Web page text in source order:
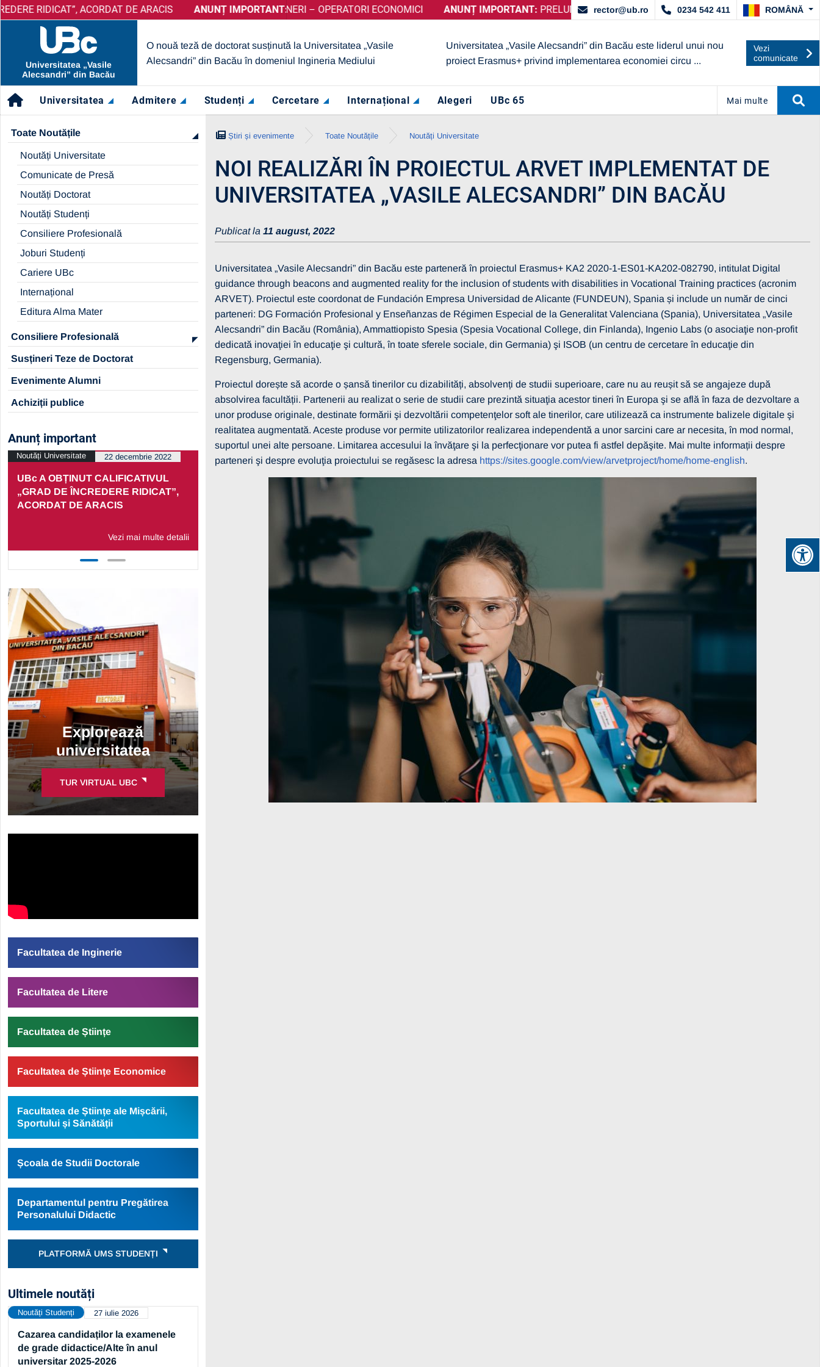
ANUNȚ IMPORTANT:UBc A OBȚINUT
ACORDAT DE ARACIS ANUNȚ IMPORTANT:UBc A OBȚINUT CALIFICATIVUL „GRAD DE ÎNCREDERE RIDICAT”, ACORDAT DE ARACIS
ANUNȚ IMPORTANT:PRELUNGIRE SELECȚIE PARTENERI – OPERATORI ECONOMICI ANUNȚ IMPORTANT:PRELUNGIRE SELECȚIE PARTENERI – OPERATORI ECONOMICI
rector@ub.ro 0234 542 411 ROMÂNĂ
Universitatea „Vasile
Alecsandri” din Bacău
O nouă teză de doctorat susținută la Universitatea „Vasile
Alecsandri” din Bacău în domeniul Ingineria Mediului
Universitatea „Vasile Alecsandri” din Bacău este liderul unui nou
proiect Erasmus+ privind implementarea economiei circu ...
Vezi
comunicate
Universitatea Admitere Studenți Cercetare Internațional Alegeri UBc 65 Mai multe
Toate Noutățile
Noutăți Universitate
Comunicate de Presă
Noutăți Doctorat
Noutăți Studenți
Consiliere Profesională
Joburi Studenți
Cariere UBc
Internațional
Editura Alma Mater
Consiliere Profesională
Susțineri Teze de Doctorat
Evenimente Alumni
Achiziții publice
Anunț important
UBc A OBȚINUT CALIFICATIVUL
„GRAD DE ÎNCREDERE RIDICAT”,
ACORDAT DE ARACIS
Vezi mai multe detalii
Noutăți Universitate 22 decembrie 2022
PRELUNGIRE SELECȚIE
Vezi mai multe detalii
Noutăți Universitate 13 martie 2026
Explorează
universitatea
TUR VIRTUAL UBC
Facultatea de Inginerie
Facultatea de Litere
Facultatea de Științe
Facultatea de Științe Economice
Facultatea de Științe ale Mișcării,
Sportului și Sănătății
Școala de Studii Doctorale
Departamentul pentru Pregătirea
Personalului Didactic
PLATFORMĂ UMS STUDENȚI
Ultimele noutăți
Cazarea candidaților la examenele
de grade didactice/Alte în anul
universitar 2025-2026
Noutăți Studenți 27 iulie 2026
Știri și evenimente Toate Noutățile Noutăți Universitate
NOI REALIZĂRI ÎN PROIECTUL ARVET IMPLEMENTAT DE
UNIVERSITATEA „VASILE ALECSANDRI” DIN BACĂU
Publicat la 11 august, 2022
Universitatea „Vasile Alecsandri” din Bacău este parteneră în proiectul Erasmus+ KA2 2020-1-ES01-KA202-082790, intitulat Digital
guidance through beacons and augmented reality for the inclusion of students with disabilities in Vocational Training practices (acronim
ARVET). Proiectul este coordonat de Fundación Empresa Universidad de Alicante (FUNDEUN), Spania și include un număr de cinci
parteneri: DG Formación Profesional y Enseñanzas de Régimen Especial de la Generalitat Valenciana (Spania), Universitatea „Vasile
Alecsandri” din Bacău (România), Ammattiopisto Spesia (Spesia Vocational College, din Finlanda), Ingenio Labs (o asociaţie non-profit
dedicată inovaţiei în educaţie şi cultură, în toate sferele sociale, din Germania) şi ISOB (un centru de cercetare în educaţie din
Regensburg, Germania).
Proiectul dorește să acorde o șansă tinerilor cu dizabilități, absolvenți de studii superioare, care nu au reușit să se angajeze după
absolvirea facultății. Partenerii au realizat o serie de studii care prezintă situaţia acestor tineri în Europa şi se află în faza de dezvoltare a
unor produse originale, destinate formării şi dezvoltării competenţelor soft ale tinerilor, care utilizează ca instrumente balizele digitale şi
realitatea augmentată. Aceste produse vor permite utilizatorilor realizarea independentă a unor sarcini care ar necesita, în mod normal,
suportul unei alte persoane. Limitarea accesului la învăţare şi la perfecţionare vor putea fi astfel depăşite. Mai multe informații despre
parteneri şi despre evoluţia proiectului se regăsesc la adresa https://sites.google.com/view/arvetproject/home/home-english.